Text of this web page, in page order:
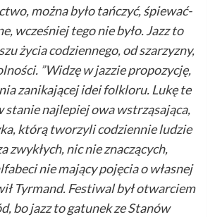
można było tańczyć, śpiewać-
wcześniej tego nie było. Jazz to
życia codziennego, od szarzyzny,
”Widzę w jazzie propozycję,
zanikającej idei folkloru. Lukę te
stanie najlepiej owa wstrząsająca,
którą tworzyli codziennie ludzie
zwykłych, nic nie znaczących,
nie mający pojęcia o własnej
Tyrmand. Festiwal był otwarciem
bo jazz to gatunek ze Stanów